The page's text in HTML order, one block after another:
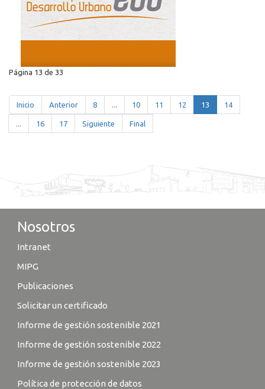
Página 13 de 33
Inicio Anterior 8 ... 10 11 12 13 14
... 16 17 Siguiente Final
Nosotros
Intranet
MIPG
Publicaciones
Solicitar un certificado
Informe de gestión sostenible 2021
Informe de gestión sostenible 2022
Informe de gestión sostenible 2023
Política de protección de datos